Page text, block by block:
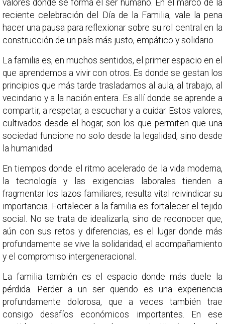
valores donde se forma el ser humano. En el marco de la
reciente celebración del Día de la Familia, vale la pena
hacer una pausa para reflexionar sobre su rol central en la
construcción de un país más justo, empático y solidario.
La familia es, en muchos sentidos, el primer espacio en el
que aprendemos a vivir con otros. Es donde se gestan los
principios que más tarde trasladamos al aula, al trabajo, al
vecindario y a la nación entera. Es allí donde se aprende a
compartir, a respetar, a escuchar y a cuidar. Estos valores,
cultivados desde el hogar, son los que permiten que una
sociedad funcione no solo desde la legalidad, sino desde
la humanidad.
En tiempos donde el ritmo acelerado de la vida moderna,
la tecnología y las exigencias laborales tienden a
fragmentar los lazos familiares, resulta vital reivindicar su
importancia. Fortalecer a la familia es fortalecer el tejido
social. No se trata de idealizarla, sino de reconocer que,
aún con sus retos y diferencias, es el lugar donde más
profundamente se vive la solidaridad, el acompañamiento
y el compromiso intergeneracional.
La familia también es el espacio donde más duele la
pérdida. Perder a un ser querido es una experiencia
profundamente dolorosa, que a veces también trae
consigo desafíos económicos importantes. En ese